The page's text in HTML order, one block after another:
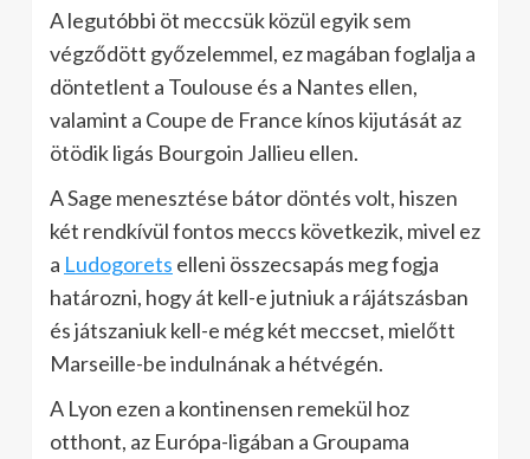
A legutóbbi öt meccsük közül egyik sem
végződött győzelemmel, ez magában foglalja a
döntetlent a Toulouse és a Nantes ellen,
valamint a Coupe de France kínos kijutását az
ötödik ligás Bourgoin Jallieu ellen.
A Sage menesztése bátor döntés volt, hiszen
két rendkívül fontos meccs következik, mivel ez
a Ludogorets elleni összecsapás meg fogja
határozni, hogy át kell-e jutniuk a rájátszásban
és játszaniuk kell-e még két meccset, mielőtt
Marseille-be indulnának a hétvégén.
A Lyon ezen a kontinensen remekül hoz
otthont, az Európa-ligában a Groupama